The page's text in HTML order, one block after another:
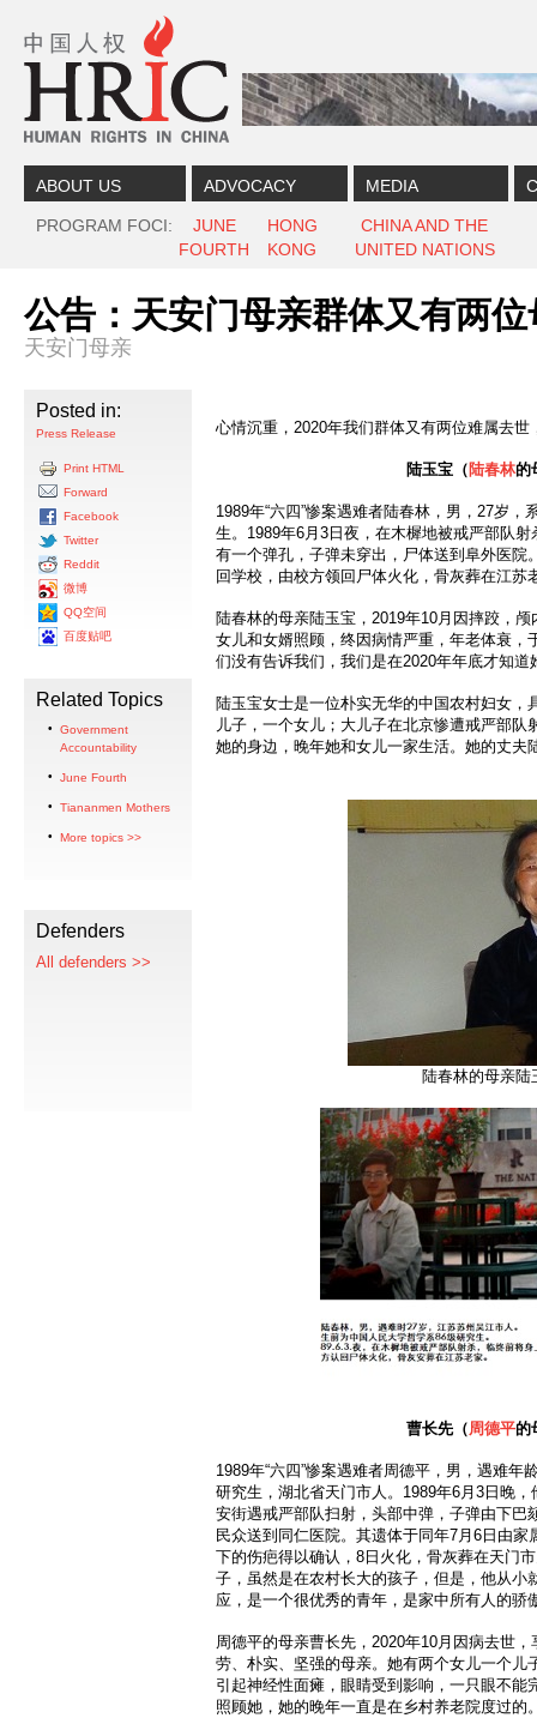
ABOUT US ADVOCACY MEDIA
PROGRAM FOCI
JUNE
FOURTH
HONG
KONG
CHINA AND THE
UNITED NATIONS
公告：天安门母亲群体又有两
天安门母亲
Posted in:
Press Release
Print HTML
Forward
Facebook
Twitter
Reddit
微博
QQ空间
百度贴吧
Related Topics
Government
Accountability
June Fourth
Tiananmen Mothers
More topics >>
Defenders
All defenders >>
心情沉重，2020年我们群体又有两位难属去世
陆玉宝（ 陆春林的
1989年“六四”惨案遇难者陆春林，男，27岁，
生。1989年6月3日夜，在木樨地被戒严部队
有一个弹孔，子弹未穿出，尸体送到阜外医院
回学校，由校方领回尸体火化，骨灰葬在江苏
陆春林的母亲陆玉宝，2019年10月因摔跤，
女儿和女婿照顾，终因病情严重，年老体衰，
们没有告诉我们，我们是在2020年年底才知
陆玉宝女士是一位朴实无华的中国农村妇女，
儿子，一个女儿；大儿子在北京惨遭戒严部队
她的身边，晚年她和女儿一家生活。她的丈夫
陆春林的母亲陆
曹长先（周德平的
1989年“六四”惨案遇难者周德平，男，遇难年
研究生，湖北省天门市人。1989年6月3日晚
安街遇戒严部队扫射，头部中弹，子弹由下巴
民众送到同仁医院。其遗体于同年7月6日由
下的伤疤得以确认，8日火化，骨灰葬在天门
子，虽然是在农村长大的孩子，但是，他从小
应，是一个很优秀的青年，是家中所有人的骄
周德平的母亲曹长先，2020年10月因病去世
劳、朴实、坚强的母亲。她有两个女儿一个儿
引起神经性面瘫，眼睛受到影响，一只眼不能
照顾她，她的晚年一直是在乡村养老院度过的